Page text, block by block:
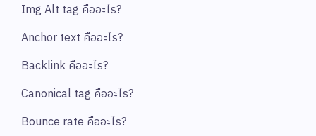
Img Alt tag คืออะไร?
Anchor text คืออะไร?
Backlink คืออะไร?
Canonical tag คืออะไร?
Bounce rate คืออะไร?